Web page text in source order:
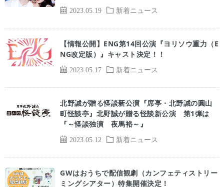
2023.05.19 新着ニュース
2023.05.17 新着ニュース
【情報公開】ENG第14回公演『ヨリソウ重力（E
NG改定版）』キャスト決定！！
2023.05.12 新着ニュース
北野誠が贈る怪談新公演『席亭・北野誠の圓山
町怪談亭』北野誠が贈る怪談新公演 第1弾は
『～怪談独演 夜馬裕～』
GWはおうちで配信観劇（カンフェティストリー
ミングシアター）特集開催決定！